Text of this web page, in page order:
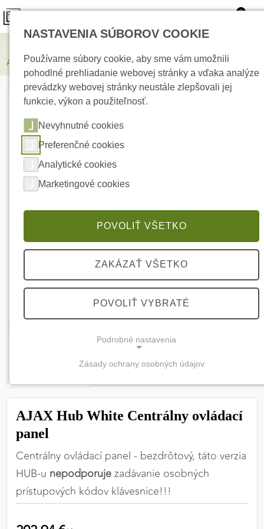
0
AJAX Hub White Centrálny ovládací panel
AJAX Hub White Centrálny ovládací
panel
Centrálny ovládací panel - bezdrôtový, táto verzia
HUB-u nepodporujezadávanie osobných
prístupových kódov klávesnice!!!
NASTAVENIA SÚBOROV COOKIE
Používame súbory cookie, aby sme vám umožnili
pohodlné prehliadanie webovej stránky a vďaka analýze
prevádzky webovej stránky neustále zlepšovali jej
funkcie, výkon a použiteľnosť.
Nevyhnutné cookies
Preferenčné cookies
Analytické cookies
Marketingové cookies
POVOLIŤ VŠETKO
ZAKÁZAŤ VŠETKO
POVOLIŤ VYBRATÉ
Podrobné nastavenia
Tieto cookies sú potrebné na správne fungovanie
webovej stránky a bez nich by nebolo možné
Nevyhnutné cookies
PREFERENČNÉ COOKIES
Zásady ochrany osobných údajov